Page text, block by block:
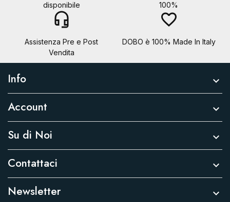
disponibile
100%
headset_mic
Assistenza Pre e Post
Vendita
favorite_border
DOBO è 100% Made In Italy
Info 
Account 
Su di Noi 
Contattaci 
Newsletter 